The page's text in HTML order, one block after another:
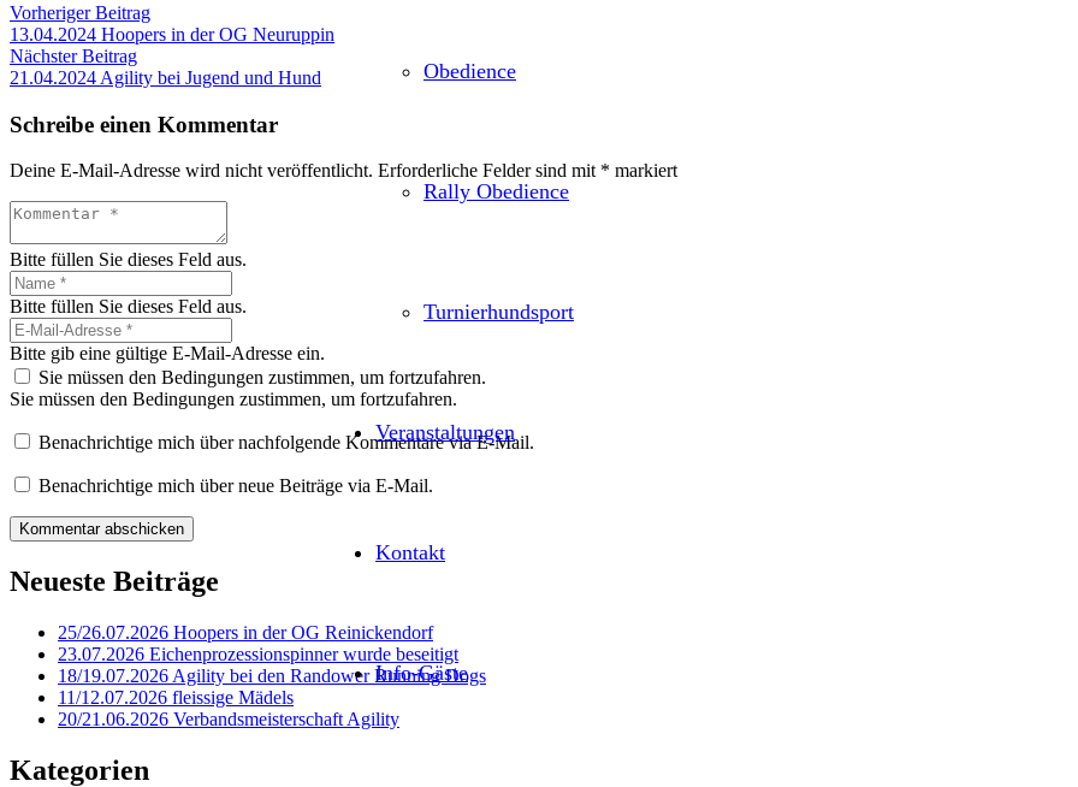
Obedience
Rally Obedience
Turnierhundsport
Veranstaltungen
Kontakt
Info-Gäste
Vorheriger Beitrag
13.04.2024 Hoopers in der OG Neuruppin
Nächster Beitrag
21.04.2024 Agility bei Jugend und Hund
Schreibe einen Kommentar
Deine E-Mail-Adresse wird nicht veröffentlicht. Erforderliche Felder sind mit * markiert
Bitte füllen Sie dieses Feld aus.
Bitte füllen Sie dieses Feld aus.
Bitte gib eine gültige E-Mail-Adresse ein.
Sie müssen den Bedingungen zustimmen, um fortzufahren.
Sie müssen den Bedingungen zustimmen, um fortzufahren.
Benachrichtige mich über nachfolgende Kommentare via E-Mail.
Benachrichtige mich über neue Beiträge via E-Mail.
Kommentar abschicken
Neueste Beiträge
25/26.07.2026 Hoopers in der OG Reinickendorf
23.07.2026 Eichenprozessionspinner wurde beseitigt
18/19.07.2026 Agility bei den Randower Running Dogs
11/12.07.2026 fleissige Mädels
20/21.06.2026 Verbandsmeisterschaft Agility
Kategorien